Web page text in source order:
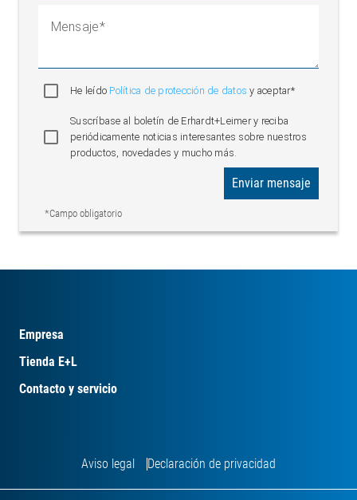
Mensaje
He leído Política de protección de datosy aceptar*
Suscríbase al boletín de Erhardt+Leimer y reciba
periódicamente noticias interesantes sobre nuestros
productos, novedades y mucho más.
*Campo obligatorio
Enviar mensaje
Empresa
Tienda E+L
Contacto y servicio
Aviso legal Declaración de privacidad